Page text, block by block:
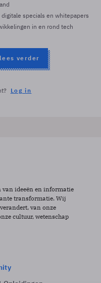
specials en whitepapers
in en rond tech
verder
Log in
van ideeën en informatie
transformatie. Wij
van onze
cultuur, wetenschap